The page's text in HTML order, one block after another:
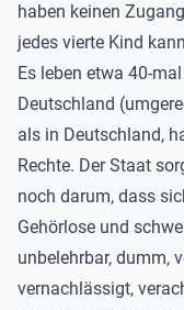
haben keinen
jedes vierte Kind
Es leben etwa 40-
Deutschland
als in Deutschland,
Rechte. Der Staat
noch darum, dass
Gehörlose und
unbelehrbar, dumm,
vernachlässigt,